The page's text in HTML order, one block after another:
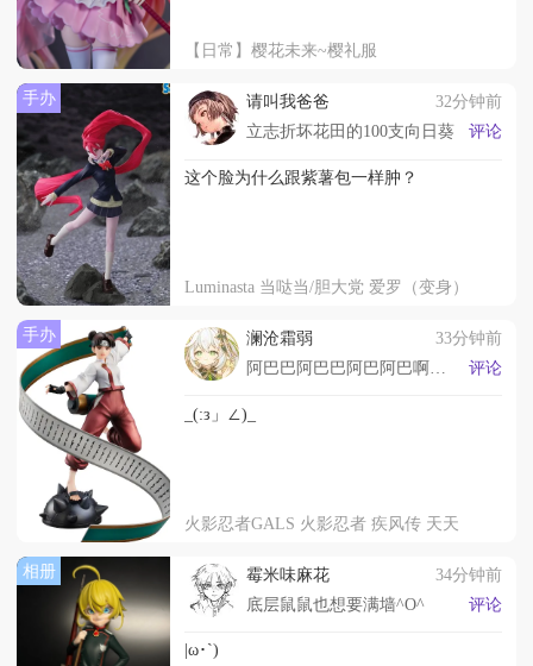
【日常】樱花未来~樱礼服
手办 请叫我爸爸
32分钟前
立志折坏花田的100支向日葵
评论
这个脸为什么跟紫薯包一样肿？
Luminasta 当哒当/胆大党 爱罗（变身）
手办 澜沧霜弱
33分钟前
阿巴巴阿巴巴阿巴阿巴啊啊巴
评论
_(:з」∠)_
火影忍者GALS 火影忍者 疾风传 天天
相册 霉米味麻花
34分钟前
底层鼠鼠也想要满墙^O^
评论
|ω･`)